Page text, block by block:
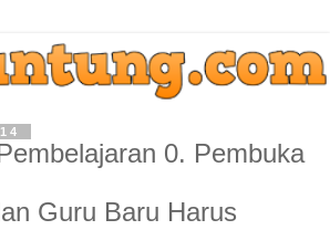
0. Pembuka
Guru Baru Harus